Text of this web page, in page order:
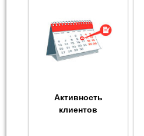
Активность
клиентов